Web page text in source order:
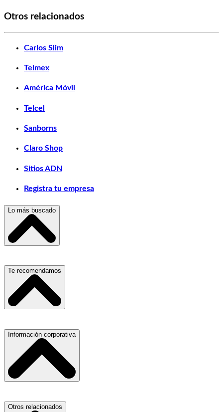
Otros relacionados
Carlos Slim
Telmex
América Móvil
Telcel
Sanborns
Claro Shop
Sitios ADN
Registra tu empresa
Lo más buscado
Escuelas, Institutos y Universidades
Hospitales, Sanatorios y Clínicas
Refacciones y Accesorios para Automóviles
Materiales para Construcción
Laboratorios de Diagnóstico Clínico
Ferreterías
Te recomendamos
Servicio de Grúas
Médicos Oculistas y Oftalmólogos
Ferreterías
Información corporativa
Nuestras Oficinas
Otros relacionados